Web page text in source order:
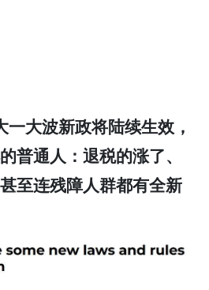
一大波新政将陆续生效，
普通人：退税的涨了、
至连残障人群都有全新